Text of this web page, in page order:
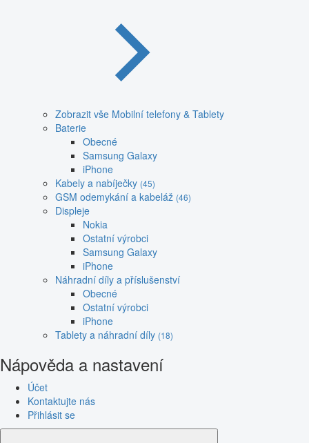
Zobrazit vše Mobilní telefony & Tablety
Baterie
Obecné
Samsung Galaxy
iPhone
Kabely a nabíječky (45)
GSM odemykání a kabeláž (46)
Displeje
Nokia
Ostatní výrobci
Samsung Galaxy
iPhone
Náhradní díly a příslušenství
Obecné
Ostatní výrobci
iPhone
Tablety a náhradní díly (18)
Nápověda a nastavení
Účet
Kontaktujte nás
Přihlásit se